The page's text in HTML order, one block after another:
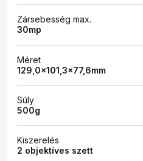
Zársebesség max.
30mp
Méret
129,0×101,3×77,6mm
Súly
500g
Kiszerelés
2 objektíves szett